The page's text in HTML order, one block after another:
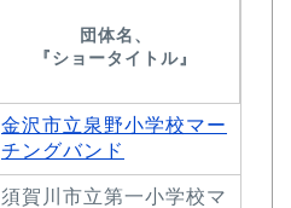
団体名、
『ショータイトル』
金沢市立泉野小学校マー
チングバンド
須賀川市立第一小学校マ